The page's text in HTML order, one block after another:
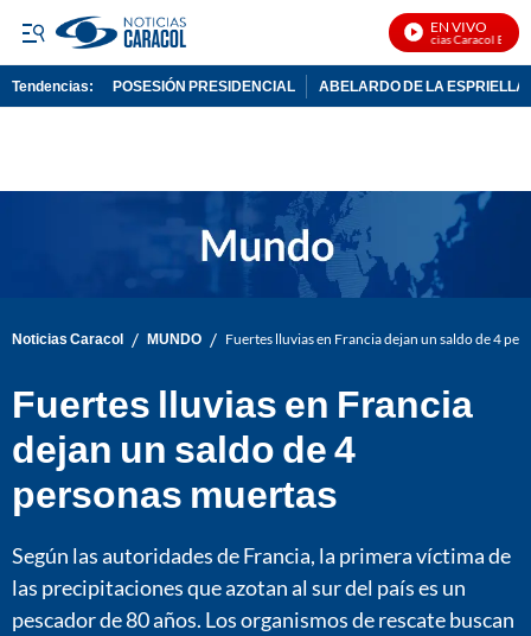
EN VIVO
Noticias Caracol En Vivo
Tendencias: POSESIÓN PRESIDENCIAL ABELARDO DE LA ESPRIELLA
Noticias Caracol / MUNDO / Fuertes lluvias en Francia dejan un saldo de 4
Fuertes lluvias en Francia
dejan un saldo de 4
personas muertas
Según las autoridades de Francia, la primera víctima de
las precipitaciones que azotan al sur del país es un
pescador de 80 años. Los organismos de rescate buscan